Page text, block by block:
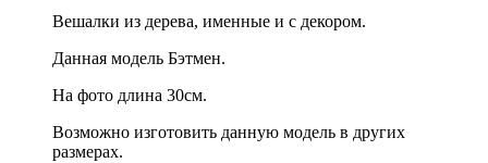
Вешалки из дерева, именные и с декором.
Данная модель Бэтмен.
На фото длина 30см.
Возможно изготовить данную модель в других
размерах.